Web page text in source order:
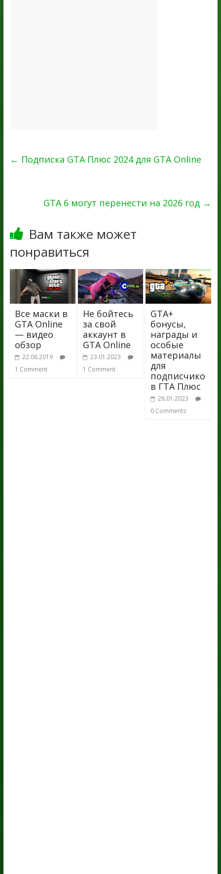
← Подписка GTA Плюс 2024 для GTA Online
GTA 6 могут перенести на 2026 год →
Вам также может
понравиться
Все маски в
GTA Online
— видео
обзор
22.06.2019
1 Comment
Не бойтесь
за свой
аккаунт в
GTA Online
23.01.2023
1 Comment
GTA+
бонусы,
награды и
особые
материалы
для
подписчико
в ГТА Плюс
28.01.2023
0 Comments